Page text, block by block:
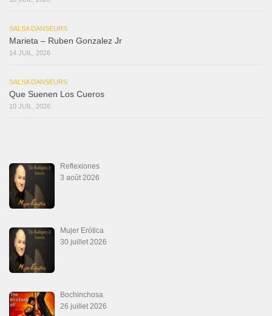
SALSA DANSEURS
Marieta – Ruben Gonzalez Jr
14 JUIL, 2026
SALSA DANSEURS
Que Suenen Los Cueros
10 JUIL, 2026
Reflexiones
3 août 2026
Mujer Erótica
30 juillet 2026
Bochinchosa
26 juillet 2026